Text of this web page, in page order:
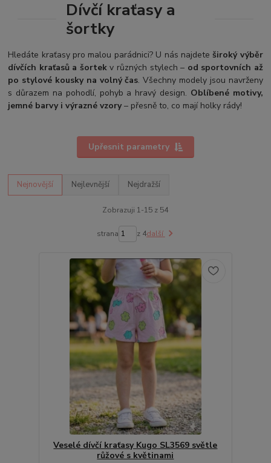
Dívčí kraťasy a
šortky
Hledáte kraťasy pro malou parádnici? U nás najdete široký výběr
dívčích kraťasů a šortekv různých stylech – od sportovních až
po stylové kousky na volný čas. Všechny modely jsou navrženy
s důrazem na pohodlí, pohyb a hravý design. Oblíbené motivy,
jemné barvy i výrazné vzory– přesně to, co mají holky rády!
Upřesnit parametry
Nejnovější Nejlevnější Nejdražší
Zobrazuji 1-15 z 54
strana z 4další
Veselé dívčí kraťasy Kugo SL3569 světle
růžové s květinami